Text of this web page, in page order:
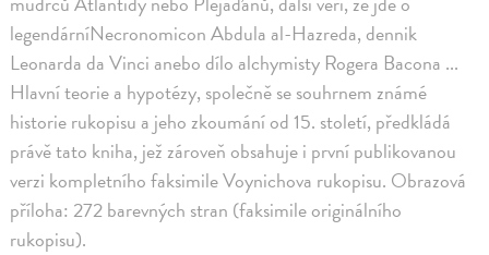
legendárníNecronomicon Abdula al-Hazreda, dennik
Leonarda da Vinci anebo dílo alchymisty Rogera Bacona ...
Hlavní teorie a hypotézy, společně se souhrnem známé
historie rukopisu a jeho zkoumání od 15. století, předkládá
právě tato kniha, jež zároveň obsahuje i první publikovanou
verzi kompletního faksimile Voynichova rukopisu. Obrazová
příloha: 272 barevných stran (faksimile originálního
rukopisu).